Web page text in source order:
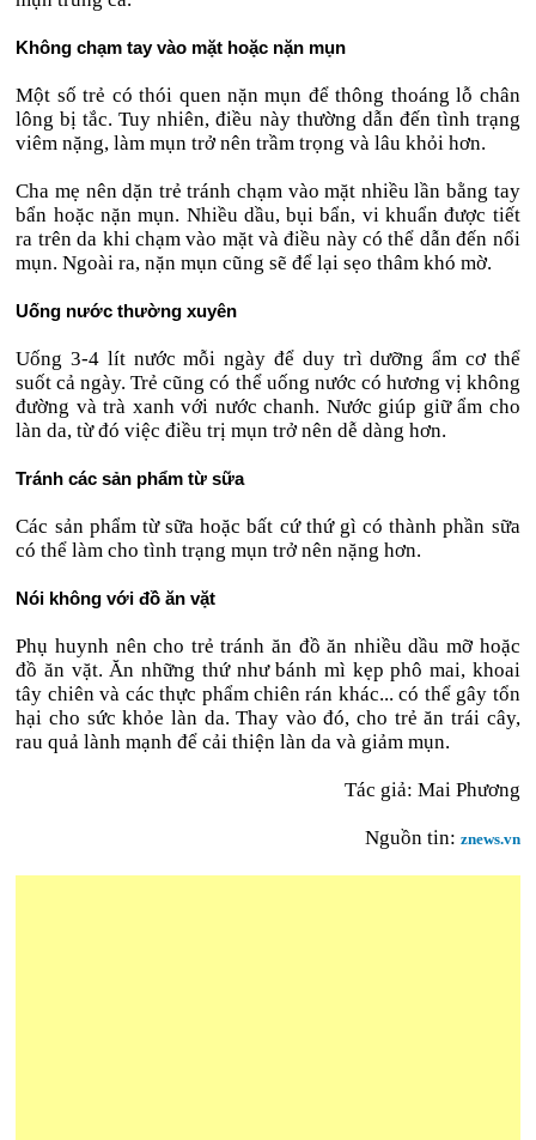
Không chạm tay vào mặt hoặc nặn mụn
Một số trẻ có thói quen nặn mụn để thông thoáng lỗ chân
lông bị tắc. Tuy nhiên, điều này thường dẫn đến tình trạng
viêm nặng, làm mụn trở nên trầm trọng và lâu khỏi hơn.
Cha mẹ nên dặn trẻ tránh chạm vào mặt nhiều lần bằng tay
bẩn hoặc nặn mụn. Nhiều dầu, bụi bẩn, vi khuẩn được tiết
ra trên da khi chạm vào mặt và điều này có thể dẫn đến nổi
mụn. Ngoài ra, nặn mụn cũng sẽ để lại sẹo thâm khó mờ.
Uống nước thường xuyên
Uống 3-4 lít nước mỗi ngày để duy trì dưỡng ẩm cơ thể
suốt cả ngày. Trẻ cũng có thể uống nước có hương vị không
đường và trà xanh với nước chanh. Nước giúp giữ ẩm cho
làn da, từ đó việc điều trị mụn trở nên dễ dàng hơn.
Tránh các sản phẩm từ sữa
Các sản phẩm từ sữa hoặc bất cứ thứ gì có thành phần sữa
có thể làm cho tình trạng mụn trở nên nặng hơn.
Nói không với đồ ăn vặt
Phụ huynh nên cho trẻ tránh ăn đồ ăn nhiều dầu mỡ hoặc
đồ ăn vặt. Ăn những thứ như bánh mì kẹp phô mai, khoai
tây chiên và các thực phẩm chiên rán khác... có thể gây tổn
hại cho sức khỏe làn da. Thay vào đó, cho trẻ ăn trái cây,
rau quả lành mạnh để cải thiện làn da và giảm mụn.
Tác giả: Mai Phương
Nguồn tin: znews.vn